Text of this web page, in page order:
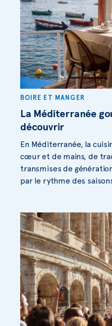
BOIRE ET MANGER
La Méditerranée
découvrir
En Méditerranée, la
cœur et de mains, de
transmises de
par le rythme des